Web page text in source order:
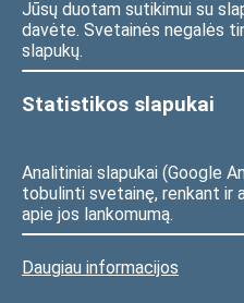
Jūsų duotam sutikimui su
davėte. Svetainės negalės
slapukų.
Statistikos slapukai
Analitiniai slapukai (Google
tobulinti svetainę, renkant ir
apie jos lankomumą.
Daugiau informacijos
Pradžia>
Seimo
2026m.